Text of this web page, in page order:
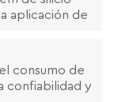
aplicación de
ha
consumo de
confiabilidad y